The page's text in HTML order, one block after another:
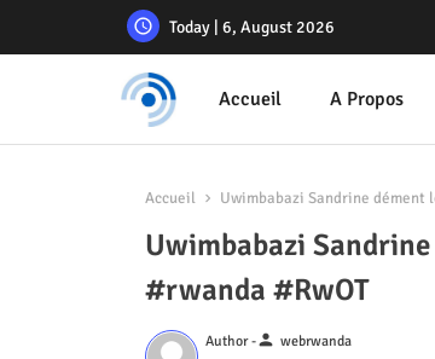
Today | 6, August 2026
Accueil A Propos
Accueil Uwimbabazi Sandrine dément
Uwimbabazi
#rwanda #RwOT
Author -person webrwanda